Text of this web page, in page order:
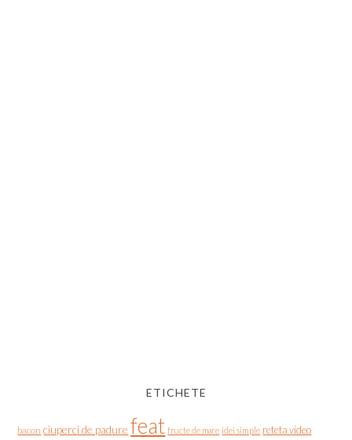
ETICHETE
bacon ciuperci de padure feat fructe de mare idei simple reteta video